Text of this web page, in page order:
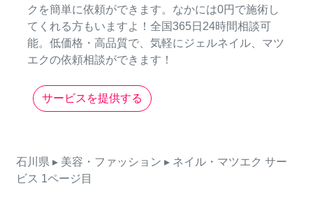
クを簡単に依頼ができます。なかには0円で施術し
てくれる方もいますよ！全国365日24時間相談可
能。低価格・高品質で、気軽にジェルネイル、マツ
エクの依頼相談ができます！
サービスを提供する
石川県 ▸ 美容・ファッション ▸ ネイル・マツエク サー
ビス 1ページ目